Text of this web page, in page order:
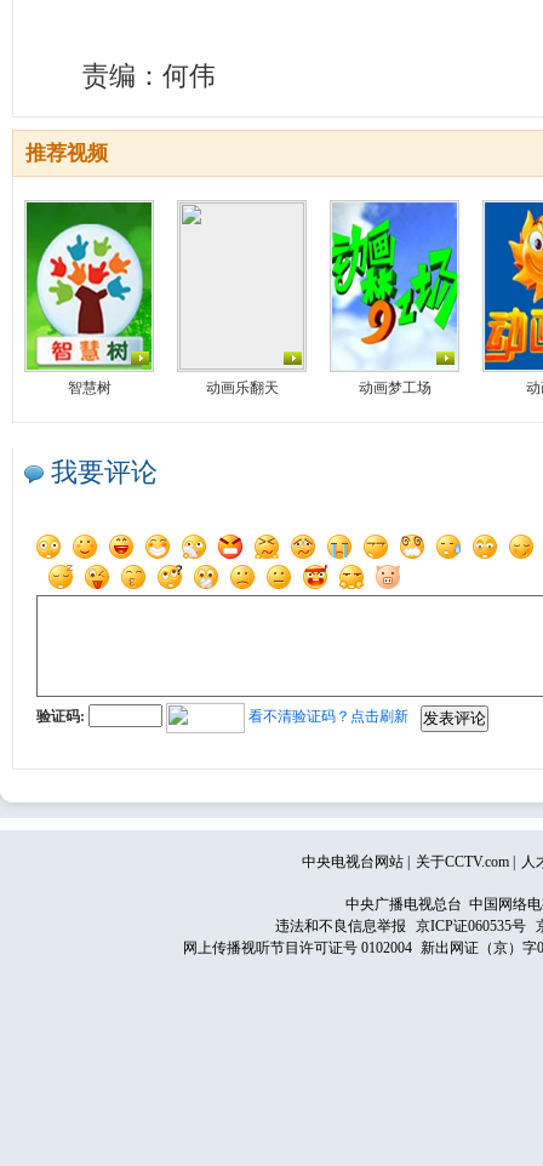
责编：何伟
推荐视频
智慧树 动画乐翻天 动画梦工场 动
我要评论
验证码: 看不清验证码？点击刷新
中央电视台网站 关于CCTV.com 人
中央广播电视总台 中国网络
违法和不良信息举报
京ICP证060535号
网上传播视听节目许可证号 0102004 新出网证（京）